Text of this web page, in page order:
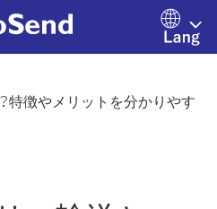
特徴やメリットを分かりやす